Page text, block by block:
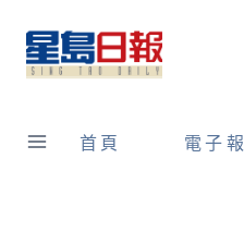
content
首頁 電子報